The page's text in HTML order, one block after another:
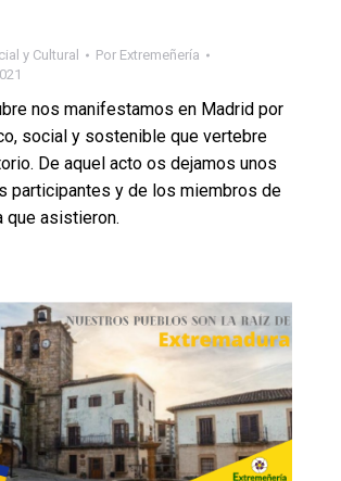
y Cultural Por Extremeñería
nos manifestamos en Madrid por
social y sostenible que vertebre
De aquel acto os dejamos unos
participantes y de los miembros de
que asistieron.